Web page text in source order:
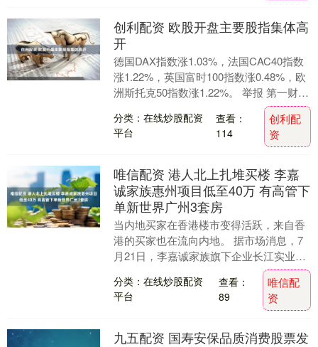
创利配资 欧股开盘主要股指集体高
开
德国DAX指数涨1.03%，法国CAC40指数
涨1.22%，英国富时100指数涨0.48%，欧
洲斯托克50指数涨1.22%。 举报 第一财经
分类：在线炒股配资
平台
查看：
114
创利配
资
唯信配资 港人北上扎堆买楼 李嘉
诚家族惠州项目低至40万 有高管下
单新世界广州3套房
当内地买家在香港楼市变得活跃，来自香
港的买家也在流向内地。 据市场消息，7
月21日，李嘉诚家族旗下企业长江实业集
团成员公司和记地产在香港推出“大湾区双
居生活”计....
分类：在线炒股配资
平台
查看：
89
唯信配
资
九五配资 国寿安保品质消费股票发